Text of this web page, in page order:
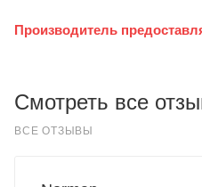
Производитель
Смотреть все
ВСЕ ОТЗЫВЫ